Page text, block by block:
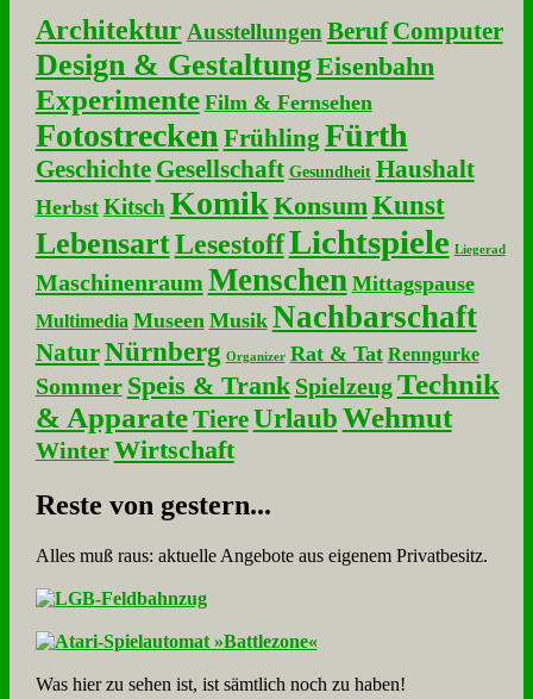
Architektur Ausstellungen Beruf Computer
Design & GestaltungEisenbahn
Experimente Film & Fernsehen
Fotostrecken Frühling Fürth
Geschichte Gesellschaft Gesundheit Haushalt
Herbst Kitsch Komik KonsumKunst
LebensartLesestoffLichtspiele Liegerad
Maschinenraum Menschen Mittagspause
Multimedia Museen Musik Nachbarschaft
NaturNürnberg Organizer Rat & Tat Renngurke
Sommer Speis & Trank Spielzeug Technik
& Apparate Tiere UrlaubWehmut
Winter Wirtschaft
Re­ste von ge­stern...
Alles muß raus: aktuelle An­ge­bo­te aus eigenem Privatbesitz.
Was hier zu sehen ist, ist sämt­lich noch zu haben!